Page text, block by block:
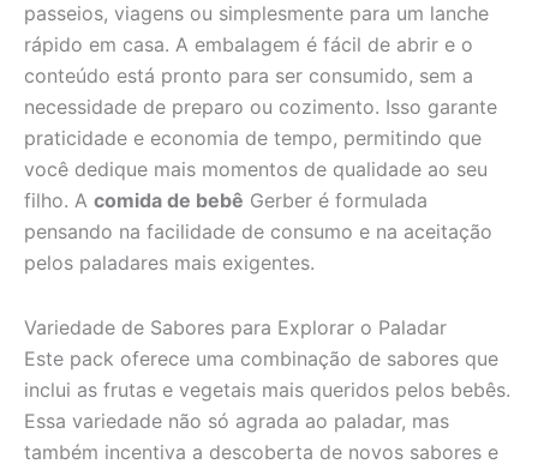
passeios, viagens ou simplesmente para um lanche
rápido em casa. A embalagem é fácil de abrir e o
conteúdo está pronto para ser consumido, sem a
necessidade de preparo ou cozimento. Isso garante
praticidade e economia de tempo, permitindo que
você dedique mais momentos de qualidade ao seu
filho. A comida de bebê Gerber é formulada
pensando na facilidade de consumo e na aceitação
pelos paladares mais exigentes.
Variedade de Sabores para Explorar o Paladar
Este pack oferece uma combinação de sabores que
inclui as frutas e vegetais mais queridos pelos bebês.
Essa variedade não só agrada ao paladar, mas
também incentiva a descoberta de novos sabores e